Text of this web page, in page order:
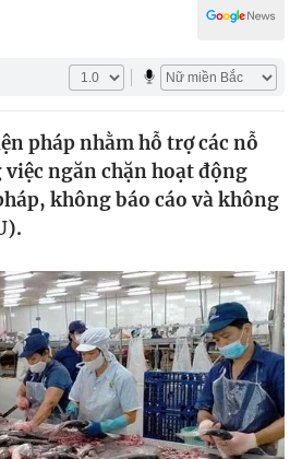
pháp nhằm hỗ trợ các nỗ
ngăn chặn hoạt động
không báo cáo và không